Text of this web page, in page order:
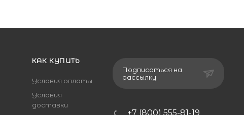
КАК КУПИТЬ
Условия оплаты
Условия
доставки
Подписаться на
рассылку
+7 (800) 555-81-19